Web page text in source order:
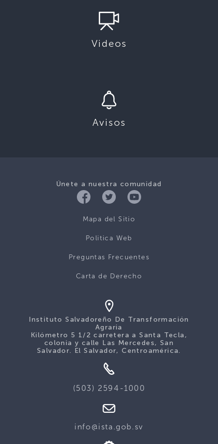
Videos
Avisos
Únete a nuestra comunidad
Mapa del Sitio
Politica Web
Preguntas Frecuentes
Carta de Derecho
Instituto Salvadoreño De Transformación
Agraria
Kilómetro 5 1/2 carretera a Santa Tecla,
colonia y calle Las Mercedes, San
Salvador. El Salvador, Centroamérica.
(503) 2594-1000
info@ista.gob.sv